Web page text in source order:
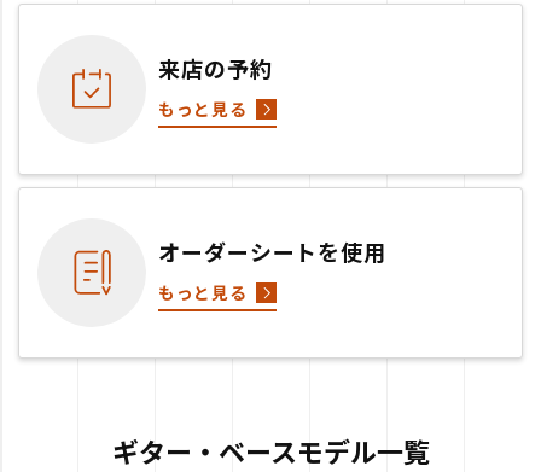
来店の予約
もっと見る
オーダーシートを使用
もっと見る
ギター・ベースモデル一覧